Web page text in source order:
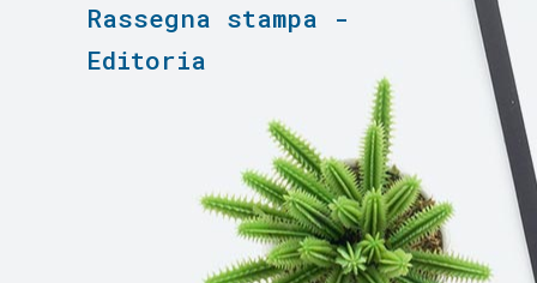
Rassegna stampa -
Editoria